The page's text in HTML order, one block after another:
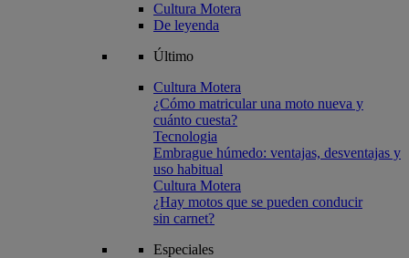
Cultura Motera
De leyenda
Último
Cultura Motera
¿Cómo matricular una moto nueva y
cuánto cuesta?
Tecnologia
Embrague húmedo: ventajas, desventajas y
uso habitual
Cultura Motera
¿Hay motos que se pueden conducir
sin carnet?
Especiales